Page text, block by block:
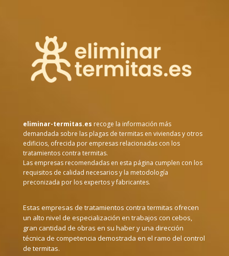
eliminar-termitas.es recoge la información más
demandada sobre las plagas de termitas en viviendas y otros
edificios, ofrecida por empresas relacionadas con los
tratamientos contra termitas.
Las empresas recomendadas en esta página cumplen con los
requisitos de calidad necesarios y la metodología
preconizada por los expertos y fabricantes.
Estas empresas de tratamientos contra termitas ofrecen
un alto nivel de especialización en trabajos con cebos,
gran cantidad de obras en su haber y una dirección
técnica de competencia demostrada en el ramo del control
de termitas.